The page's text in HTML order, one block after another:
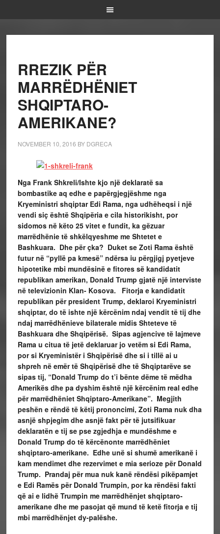
RREZIK PËR
MARRËDHËNIET
SHQIPTARO-
AMERIKANE?
NOVEMBER 10, 2016 BY DGRECA
Nga Frank Shkreli/Ishte kjo një deklaratë sa
bombastike aq edhe e papërgjegjëshme nga
Kryeministri shqiptar Edi Rama, nga udhëheqsi i një
vendi siç është Shqipëria e cila historikisht, por
sidomos në këto 25 vitet e fundit, ka gëzuar
marrëdhënie të shkëlqyeshme me Shtetet e
Bashkuara. Dhe për çka? Duket se Zoti Rama është
futur në “pyllë pa kmesë” ndërsa iu përgjigj pyetjeve
hipotetike mbi mundësinë e fitores së kandidatit
republikan amerikan, Donald Trump gjatë një interviste
në televizionin Klan- Kosova. Fitorja e kandidatit
republikan për president Trump, deklaroi Kryeministri
shqiptar, do të ishte një kërcënim ndaj vendit të tij dhe
ndaj marrëdhënieve bilaterale midis Shteteve të
Bashkuara dhe Shqipërisë. Sipas agjencive të lajmeve
Rama u citua të jetë deklaruar jo vetëm si Edi Rama,
por si Kryeministër i Shqipërisë dhe si i tillë ai u
shpreh në emër të Shqipërisë dhe të Shqiptarëve se
sipas tij, “Donald Trump do t’i bënte dëme të mëdha
Amerikës dhe pa dyshim është një kërcënim real edhe
për marrëdhëniet Shqiptaro-Amerikane”. Megjith
peshën e rëndë të këtij prononcimi, Zoti Rama nuk dha
asnjë shpjegim dhe asnjë fakt për të jutsifikuar
deklaratën e tij se pse zgjedhja e mundëshme e
Donald Trump do të kërcënonte marrëdhëniet
shqiptaro-amerikane. Edhe unë si shumë amerikanë i
kam mendimet dhe rezervimet e mia serioze për Donald
Trump. Prandaj për mua nuk kanë rëndësi pikëpamjet
e Edi Ramës për Donald Trumpin, por ka rëndësi fakti
që ai e lidhë Trumpin me marrëdhënjet shqiptaro-
amerikane dhe me pasojat që mund të ketë fitorja e tij
mbi marrëdhënjet dy-palëshe.